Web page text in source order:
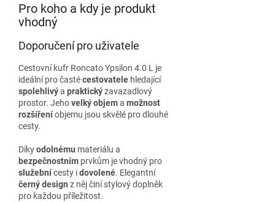
Pro koho a kdy je produkt
vhodný
Doporučení pro uživatele
Cestovní kufr Roncato Ypsilon 4.0 L je
ideální pro častécestovatele hledající
spolehlivýa praktickýzavazadlový
prostor. Jehovelký objema možnost
rozšířeníobjemu jsou skvělé pro dlouhé
cesty.
Díkyodolnému materiálu a
bezpečnostním prvkům je vhodný pro
služebnícesty idovolené. Elegantní
černý design z něj činí stylový doplněk
pro každou příležitost.